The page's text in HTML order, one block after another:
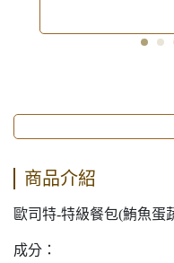
商品介紹
歐司特-特級餐包(鮪魚蛋
成分：